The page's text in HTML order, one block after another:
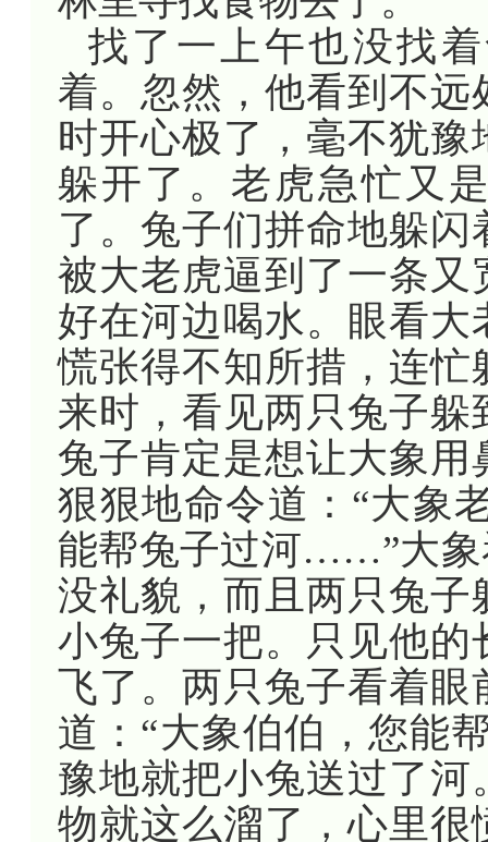
找了一上午也没找
着。忽然，他看到不
时开心极了，毫不犹
躲开了。老虎急忙又
了。兔子们拼命地躲
被大老虎逼到了一条
好在河边喝水。眼看
慌张得不知所措，连
来时，看见两只兔子
兔子肯定是想让大象
狠狠地命令道：“大象
能帮兔子过河……”大象
没礼貌，而且两只兔
小兔子一把。只见他
飞了。两只兔子看着
道：“大象伯伯，您能
豫地就把小兔送过了
物就这么溜了，心里